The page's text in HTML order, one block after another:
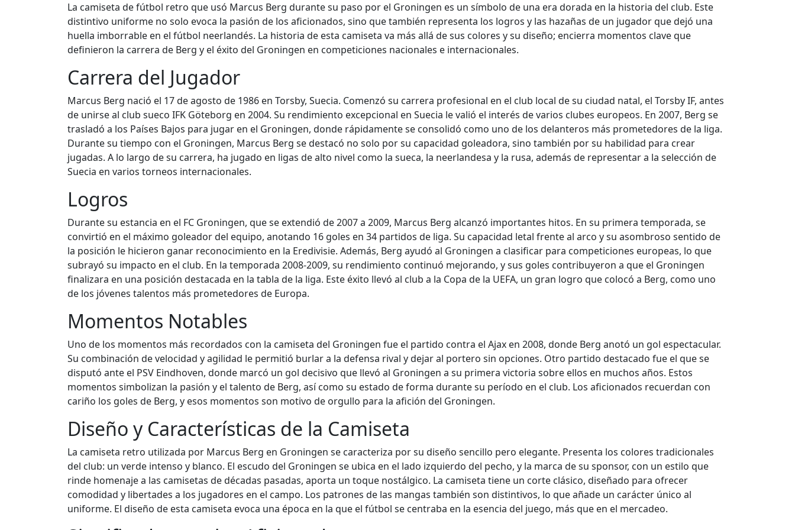
La camiseta de fútbol retro que usó Marcus Berg durante su paso por el Groningen es un símbolo de una era dorada en la historia del club. Este
distintivo uniforme no solo evoca la pasión de los aficionados, sino que también representa los logros y las hazañas de un jugador que dejó una
huella imborrable en el fútbol neerlandés. La historia de esta camiseta va más allá de sus colores y su diseño; encierra momentos clave que
definieron la carrera de Berg y el éxito del Groningen en competiciones nacionales e internacionales.
Carrera del Jugador
Marcus Berg nació el 17 de agosto de 1986 en Torsby, Suecia. Comenzó su carrera profesional en el club local de su ciudad natal, el Torsby IF, antes
de unirse al club sueco IFK Göteborg en 2004. Su rendimiento excepcional en Suecia le valió el interés de varios clubes europeos. En 2007, Berg se
trasladó a los Países Bajos para jugar en el Groningen, donde rápidamente se consolidó como uno de los delanteros más prometedores de la liga.
Durante su tiempo con el Groningen, Marcus Berg se destacó no solo por su capacidad goleadora, sino también por su habilidad para crear
jugadas. A lo largo de su carrera, ha jugado en ligas de alto nivel como la sueca, la neerlandesa y la rusa, además de representar a la selección de
Suecia en varios torneos internacionales.
Logros
Durante su estancia en el FC Groningen, que se extendió de 2007 a 2009, Marcus Berg alcanzó importantes hitos. En su primera temporada, se
convirtió en el máximo goleador del equipo, anotando 16 goles en 34 partidos de liga. Su capacidad letal frente al arco y su asombroso sentido de
la posición le hicieron ganar reconocimiento en la Eredivisie. Además, Berg ayudó al Groningen a clasificar para competiciones europeas, lo que
subrayó su impacto en el club. En la temporada 2008-2009, su rendimiento continuó mejorando, y sus goles contribuyeron a que el Groningen
finalizara en una posición destacada en la tabla de la liga. Este éxito llevó al club a la Copa de la UEFA, un gran logro que colocó a Berg, como uno
de los jóvenes talentos más prometedores de Europa.
Momentos Notables
Uno de los momentos más recordados con la camiseta del Groningen fue el partido contra el Ajax en 2008, donde Berg anotó un gol espectacular.
Su combinación de velocidad y agilidad le permitió burlar a la defensa rival y dejar al portero sin opciones. Otro partido destacado fue el que se
disputó ante el PSV Eindhoven, donde marcó un gol decisivo que llevó al Groningen a su primera victoria sobre ellos en muchos años. Estos
momentos simbolizan la pasión y el talento de Berg, así como su estado de forma durante su período en el club. Los aficionados recuerdan con
cariño los goles de Berg, y esos momentos son motivo de orgullo para la afición del Groningen.
Diseño y Características de la Camiseta
La camiseta retro utilizada por Marcus Berg en Groningen se caracteriza por su diseño sencillo pero elegante. Presenta los colores tradicionales
del club: un verde intenso y blanco. El escudo del Groningen se ubica en el lado izquierdo del pecho, y la marca de su sponsor, con un estilo que
rinde homenaje a las camisetas de décadas pasadas, aporta un toque nostálgico. La camiseta tiene un corte clásico, diseñado para ofrecer
comodidad y libertades a los jugadores en el campo. Los patrones de las mangas también son distintivos, lo que añade un carácter único al
uniforme. El diseño de esta camiseta evoca una época en la que el fútbol se centraba en la esencia del juego, más que en el mercadeo.